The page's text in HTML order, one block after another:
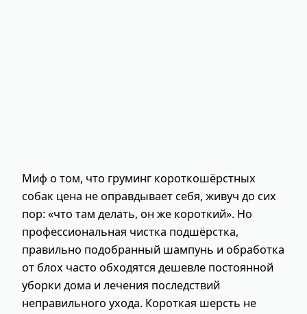
Миф о том, что груминг короткошёрстных
собак цена не оправдывает себя, живуч до сих
пор: «что там делать, он же короткий». Но
профессиональная чистка подшёрстка,
правильно подобранный шампунь и обработка
от блох часто обходятся дешевле постоянной
уборки дома и лечения последствий
неправильного ухода. Короткая шерсть не